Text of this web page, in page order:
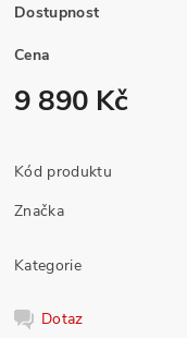
Dostupnost
Cena
9 890 Kč
Kód produktu
Značka
Kategorie
Dotaz